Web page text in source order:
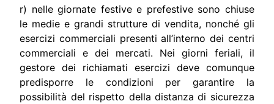
r) nelle giornate festive e prefestive sono chiuse
le medie e grandi strutture di vendita, nonché gli
esercizi commerciali presenti all’interno dei centri
commerciali e dei mercati. Nei giorni feriali, il
gestore dei richiamati esercizi deve comunque
predisporre le condizioni per garantire la
possibilità del rispetto della distanza di sicurezza